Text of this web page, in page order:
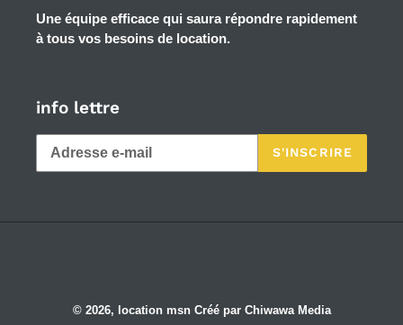
Une équipe efficace qui saura répondre rapidement
à tous vos besoins de location.
info lettre
S'INSCRIRE
© 2026, location msn Créé par Chiwawa Media